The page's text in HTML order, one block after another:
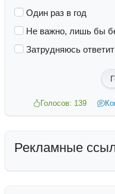
Один раз в год
Не важно, лишь бы
Затрудняюсь
Голосов: 139
Рекламные